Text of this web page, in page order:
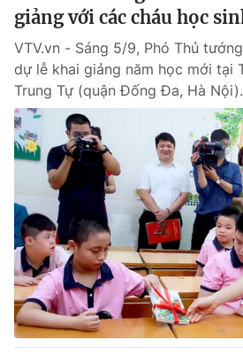
giảng với các cháu học
VTV.vn - Sáng 5/9, Phó Thủ
dự lễ khai giảng năm học mới tại
Trung Tự (quận Đống Đa, Hà Nội).